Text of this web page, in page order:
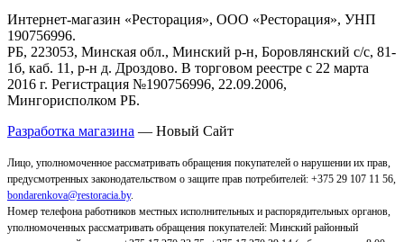
Интернет-магазин «Ресторация», ООО «Ресторация», УНП
190756996.
РБ, 223053, Минская обл., Минский р-н, Боровлянский с/с, 81-
1б, каб. 11, р-н д. Дроздово. В торговом реестре с 22 марта
2016 г. Регистрация №190756996, 22.09.2006,
Мингорисполком РБ.
Разработка магазина — Новый Сайт
Лицо, уполномоченное рассматривать обращения покупателей о нарушении их прав,
предусмотренных законодательством о защите прав потребителей: +375 29 107 11 56,
bondarenkova@restoracia.by.
Номер телефона работников местных исполнительных и распорядительных органов,
уполномоченных рассматривать обращения покупателей: Минский районный